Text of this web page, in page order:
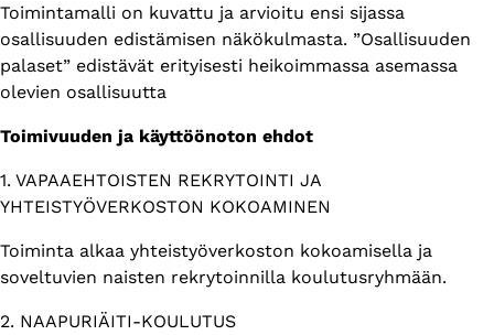
Toimintamalli on kuvattu ja arvioitu ensi sijassa
osallisuuden edistämisen näkökulmasta. ”Osallisuuden
palaset” edistävät erityisesti heikoimmassa asemassa
olevien osallisuutta
Toimivuuden ja käyttöönoton ehdot
1. VAPAAEHTOISTEN REKRYTOINTI JA
YHTEISTYÖVERKOSTON KOKOAMINEN
Toiminta alkaa yhteistyöverkoston kokoamisella ja
soveltuvien naisten rekrytoinnilla koulutusryhmään.
2. NAAPURIÄITI-KOULUTUS